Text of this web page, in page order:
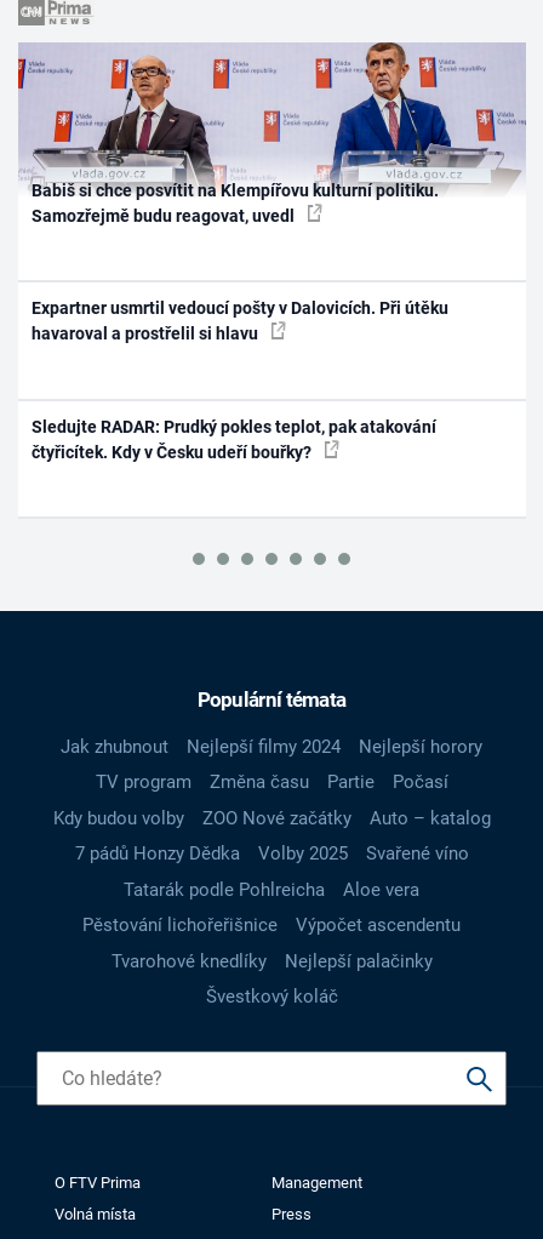
Babiš si chce posvítit na Klempířovu kulturní politiku.
Samozřejmě budu reagovat, uvedl
Expartner usmrtil vedoucí pošty v Dalovicích. Při útěku
havaroval a prostřelil si hlavu
Sledujte RADAR: Prudký pokles teplot, pak atakování
čtyřicítek. Kdy v Česku udeří bouřky?
Populární témata
Jak zhubnout Nejlepší filmy 2024
Nejlepší horory
TV program
Změna času Partie
Počasí
Kdy budou volby
ZOO Nové začátky
Auto – katalog
7 pádů Honzy Dědka
Volby 2025
Svařené víno
Tatarák podle Pohlreicha
Aloe vera
Pěstování lichořeřišnice
Výpočet ascendentu
Tvarohové knedlíky
Nejlepší palačinky
Švestkový koláč
O FTV Prima
Management
Volná místa
Press